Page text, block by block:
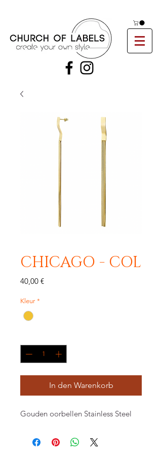
CHICAGO - COL
40,00 €Preis
Kleur *
In den Warenkorb
Gouden oorbellen Stainless Steel